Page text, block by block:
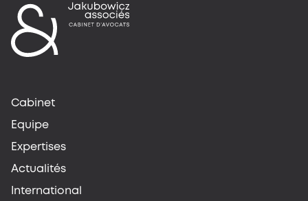
Cabinet
Equipe
Expertises
Actualités
International